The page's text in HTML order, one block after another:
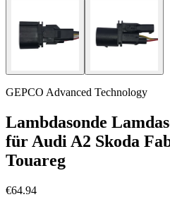
GEPCO Advanced Technology
Lambdasonde
für Audi A2 Skoda
Touareg
€64.94